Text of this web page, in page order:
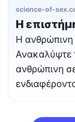
science-of-
Η
Η ανθρώπινη
Ανακαλύψτε
ανθρώπινη